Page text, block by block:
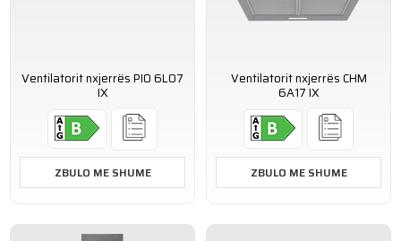
Ventilatorit nxjerrës PIO 6L07
IX
ZBULO ME SHUME
Ventilatorit nxjerrës CHM
6A17 IX
ZBULO ME SHUME